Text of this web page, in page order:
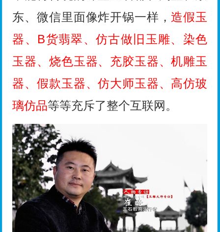
东、微信里面像炸开锅一样，造假玉
器、B货翡翠、仿古做旧玉雕、染色
玉器、烧色玉器、充胶玉器、机雕玉
器、假款玉器、仿大师玉器、高仿玻
璃仿品等等充斥了整个互联网。